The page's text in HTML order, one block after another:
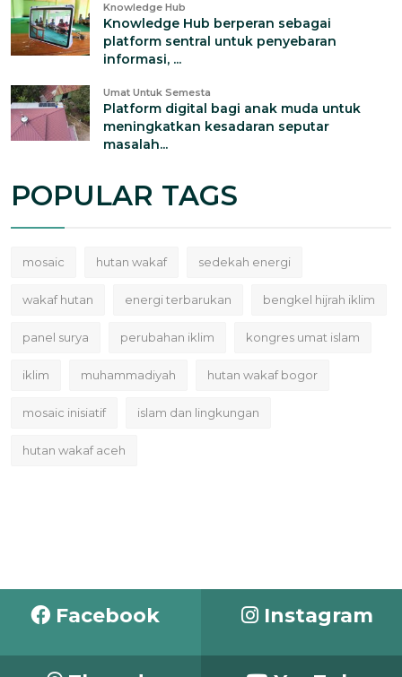
Knowledge Hub
Knowledge Hub berperan sebagai
platform sentral untuk penyebaran
informasi, ...
Umat Untuk Semesta
Platform digital bagi anak muda untuk
meningkatkan kesadaran seputar
masalah...
POPULAR TAGS
mosaic hutan wakaf sedekah energi
wakaf hutan energi terbarukan bengkel hijrah iklim
panel surya perubahan iklim kongres umat islam
iklim muhammadiyah hutan wakaf bogor
mosaic inisiatif islam dan lingkungan
hutan wakaf aceh
Facebook Instagram